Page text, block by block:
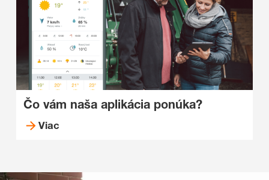
Čo vám naša aplikácia ponúka?
Viac